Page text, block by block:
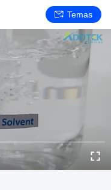
Temas